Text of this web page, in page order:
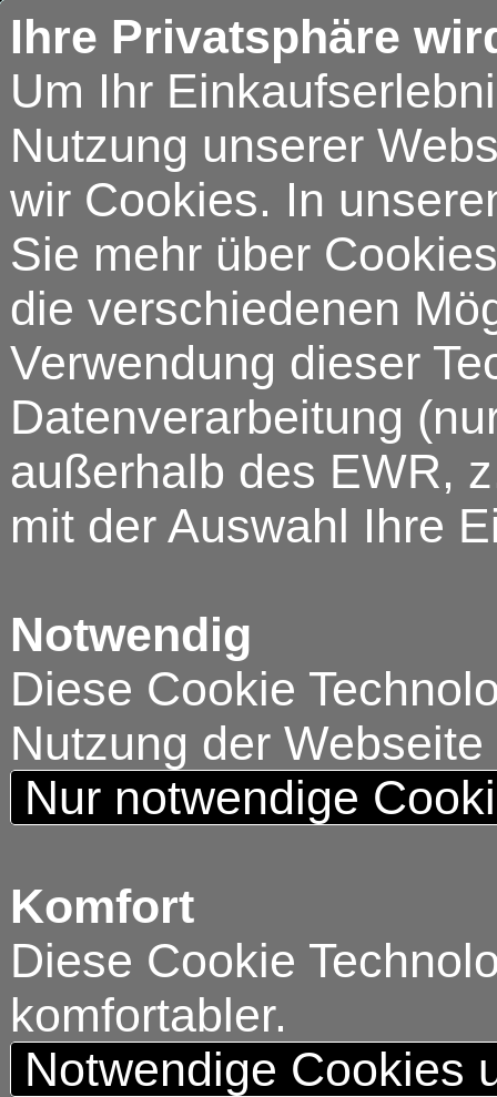
Ihre Privatsphäre
Um Ihr
Nutzung unserer
wir Cookies. In
Sie mehr über
die verschiedenen
Verwendung dieser
Datenverarbeitung
außerhalb des EWR,
mit der Auswahl Ihre
Notwendig
Diese Cookie
Nutzung der
Nur notwendige
Komfort
Diese Cookie
komfortabler.
Notwendige Cookies